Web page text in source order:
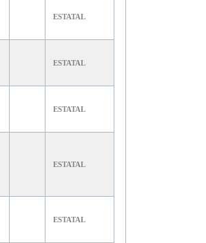
ESTATAL
ESTATAL
ESTATAL
ESTATAL
ESTATAL